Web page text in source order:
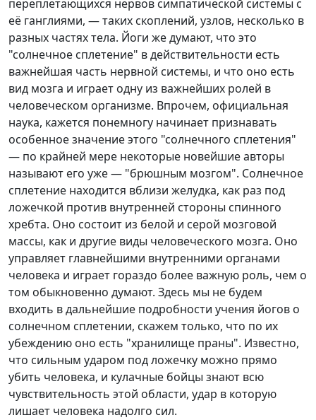
переплетающихся нервов симпатической системы с
её ганглиями, — таких скоплений, узлов, несколько в
разных частях тела. Йоги же думают, что это
"солнечное сплетение" в действительности есть
важнейшая часть нервной системы, и что оно есть
вид мозга и играет одну из важнейших ролей в
человеческом организме. Впрочем, официальная
наука, кажется понемногу начинает признавать
особенное значение этого "солнечного сплетения"
— по крайней мере некоторые новейшие авторы
называют его уже — "брюшным мозгом". Солнечное
сплетение находится вблизи желудка, как раз под
ложечкой против внутренней стороны спинного
хребта. Оно состоит из белой и серой мозговой
массы, как и другие виды человеческого мозга. Оно
управляет главнейшими внутренними органами
человека и играет гораздо более важную роль, чем о
том обыкновенно думают. Здесь мы не будем
входить в дальнейшие подробности учения йогов о
солнечном сплетении, скажем только, что по их
убеждению оно есть "хранилище праны". Известно,
что сильным ударом под ложечку можно прямо
убить человека, и кулачные бойцы знают всю
чувствительность этой области, удар в которую
лишает человека надолго сил.